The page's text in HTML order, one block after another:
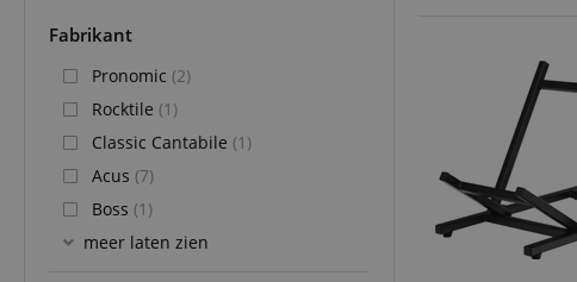
Fabrikant
Pronomic (2)
Rocktile (1)
Classic Cantabile (1)
Acus (7)
Boss (1)
meer laten zien